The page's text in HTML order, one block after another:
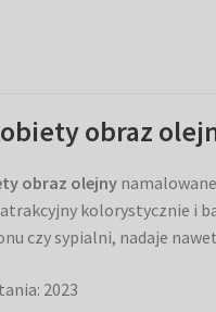
obraz
obraz olejny
kolorystycznie i
czy sypialni, nadaje
2023